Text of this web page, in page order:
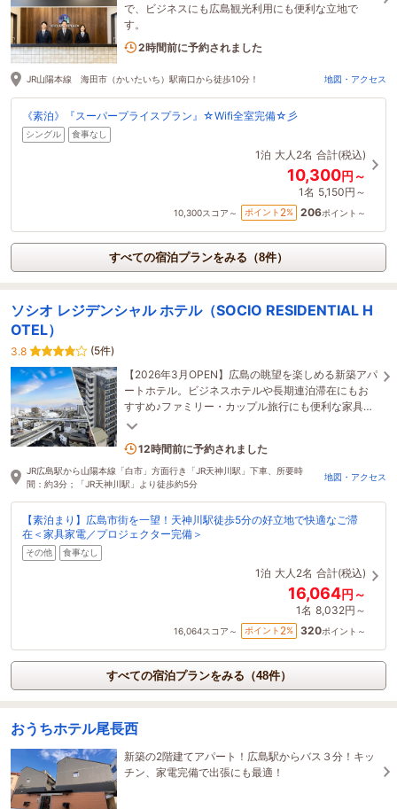
で、ビジネスにも広島観光利用にも便利な立地で
す。
2時間前に予約されました
JR山陽本線 海田市（かいたいち）駅南口から徒歩10分！ 地図・アクセス
《素泊》『スーパープライスプラン』☆Wifi全室完備☆彡
シングル 食事なし
1泊 大人2名 合計(税込)
10,300円～
1名 5,150円～
10,300スコア～ ポイント 2% 206ポイント～
すべての宿泊プランをみる（8件）
ソシオ レジデンシャル ホテル（SOCIO RESIDENTIAL H
OTEL）
3.8
(5件)
【2026年3月OPEN】広島の眺望を楽しめる新築アパ
ートホテル。ビジネスホテルや長期連泊滞在にもお
すすめ♪ファミリー・カップル旅行にも便利な家具家
電・プロジェクター完備で最大６名まで宿泊可能
12時間前に予約されました
JR広島駅から山陽本線「白市」方面行き「JR天神川駅」下車、所要時
間：約3分；「JR天神川駅」より徒歩約5分
地図・アクセス
【素泊まり】広島市街を一望！天神川駅徒歩5分の好立地で快適なご滞
在＜家具家電／プロジェクター完備＞
その他 食事なし
1泊 大人2名 合計(税込)
16,064円～
1名 8,032円～
16,064スコア～ ポイント 2% 320ポイント～
すべての宿泊プランをみる（48件）
おうちホテル尾長西
新築の2階建てアパート！広島駅からバス３分！キッ
チン、家電完備で出張にも最適！